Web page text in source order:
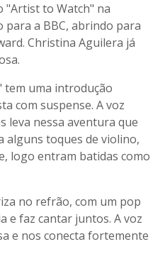
"Artist to Watch" na
para a BBC, abrindo para
Christina Aguilera já
uma introdução
com suspense. A voz
leva nessa aventura que
alguns toques de violino,
logo entram batidas como
no refrão, com um pop
e faz cantar juntos. A voz
e nos conecta fortemente